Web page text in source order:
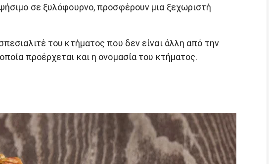
σε ξυλόφουρνο, προσφέρουν μια ξεχωριστή
του κτήματος που δεν είναι άλλη από την
προέρχεται και η ονομασία του κτήματος.